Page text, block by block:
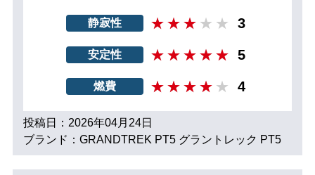
静寂性 3
安定性 5
燃費 4
投稿日：2026年04月24日
ブランド：GRANDTREK PT5 グラントレック PT5